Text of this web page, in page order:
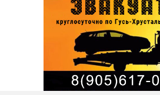
отдых в России и заграницей
оформление виз
санаторное лечение
святые
страхование
страхование имущества
туристические туры по России
туристическое агентство
туры
экскурсионные туры